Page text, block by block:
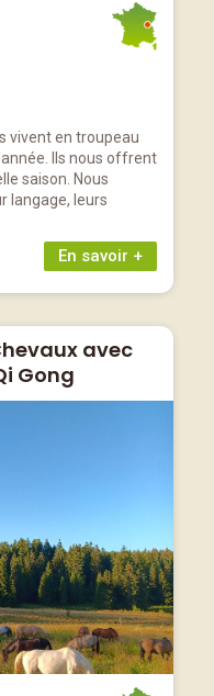
vivent en troupeau
Ils nous offrent
saison. Nous
langage, leurs
En savoir +
avec
Gong